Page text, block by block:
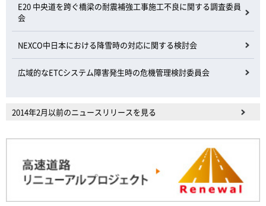
E20 中央道を跨ぐ橋梁の耐震補強工事施工不良に関する調査委員
会
NEXCO中日本における降雪時の対応に関する検討会
広域的なETCシステム障害発生時の危機管理検討委員会
2014年2月以前のニュースリリースを見る